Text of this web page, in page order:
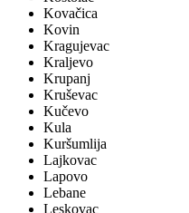
Kovačica
Kovin
Kragujevac
Kraljevo
Krupanj
Kruševac
Kučevo
Kula
Kuršumlija
Lajkovac
Lapovo
Lebane
Leskovac